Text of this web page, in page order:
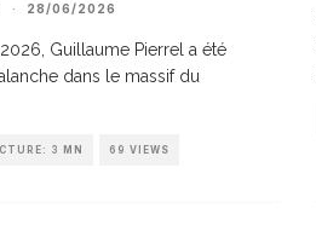
· 28/06/2026
Guillaume Pierrel a été
dans le massif du
3 MN 69 VIEWS